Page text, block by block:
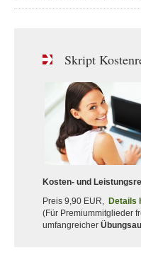
Skript
Kosten- und
Preis 9,90 EUR, Details
(Für Premiummitglieder
umfangreicher